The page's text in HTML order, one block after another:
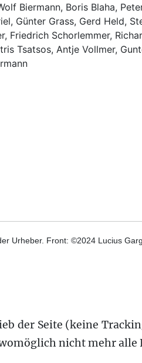
Biermann, Boris Blaha,
Günter Grass, Gerd Held,
Friedrich Schorlemmer,
Tsatsos, Antje Vollmer,
Urheber. Front: ©2024 Lucius
der Seite (keine
nicht mehr